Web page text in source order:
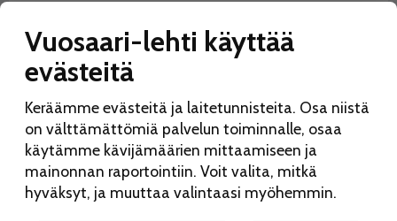
Viikingit/JoVi–KJT Haukat 6–3
Pyry–Viikingit 0–3
KOOVEE–Viikingit 4–1
Nuorten Aluesarja
Viikingit–EKS 11–4
Vuosaari-lehti käyttää
evästeitä
Keräämme evästeitä ja laitetunnisteita. Osa niistä
on välttämättömiä palvelun toiminnalle, osaa
käytämme kävijämäärien mittaamiseen ja
mainonnan raportointiin. Voit valita, mitkä
hyväksyt, ja muuttaa valintaasi myöhemmin.